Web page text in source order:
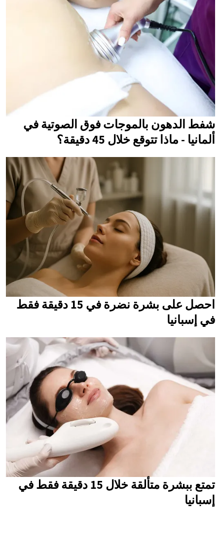
شفط الدهون بالموجات فوق الصوتية في
ألمانيا - ماذا تتوقع خلال 45 دقيقة؟
احصل على بشرة نضرة في 15 دقيقة فقط
في إسبانيا
تمتع ببشرة متألقة خلال 15 دقيقة فقط في
إسبانيا